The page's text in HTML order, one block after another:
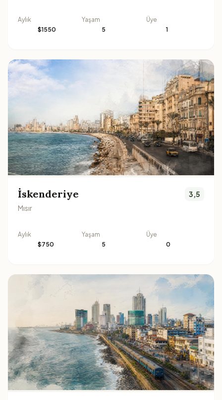
Aylık
$1550
Yaşam
5
Üye
1
İskenderiye
Mısır
3,5
Aylık
$750
Yaşam
5
Üye
0